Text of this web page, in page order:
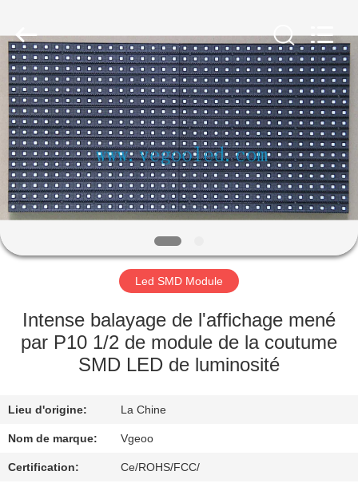
À
LA
MAISON
PRODUITS
VIDÉOS
PROPOS
DE
VISITE
DE
L'USINE
Co.,
Ltd..
Rights
Reserved.
Led SMD Module
Intense balayage de l'affichage mené
par P10 1/2 de module de la coutume
SMD LED de luminosité
Lieu d'origine: La Chine
Nom de marque: Vgeoo
Certification: Ce/ROHS/FCC/